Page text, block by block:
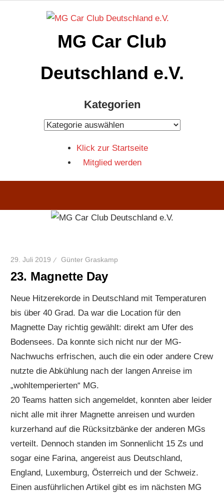
MG Car Club
Deutschland e.V.
Kategorien
Kategorien
Klick zur Startseite
Mitglied werden
29. Juli 2019 Günter Graskamp
23. Magnette Day
Neue Hitzerekorde in Deutschland mit Temperaturen
bis über 40 Grad. Da war die Location für den
Magnette Day richtig gewählt: direkt am Ufer des
Bodensees. Da konnte sich nicht nur der MG-
Nachwuchs erfrischen, auch die ein oder andere Crew
nutzte die Abkühlung nach der langen Anreise im
„wohltemperierten“ MG.
20 Teams hatten sich angemeldet, konnten aber leider
nicht alle mit ihrer Magnette anreisen und wurden
kurzerhand auf die Rücksitzbänke der anderen MGs
verteilt. Dennoch standen im Sonnenlicht 15 Zs und
sogar eine Farina, angereist aus Deutschland,
England, Luxemburg, Österreich und der Schweiz.
Einen ausführlichen Artikel gibt es im nächsten MG